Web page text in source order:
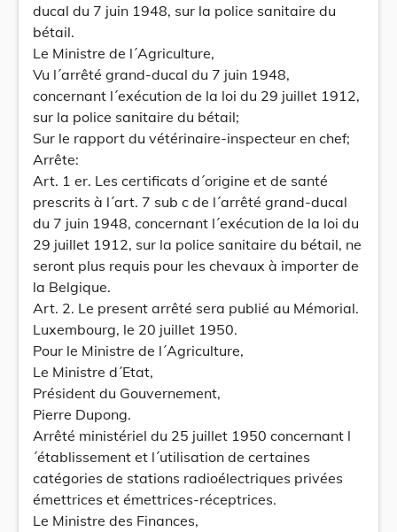
ducal du 7 juin 1948, sur la police sanitaire du
bétail.
Le Ministre de l´Agriculture,
Vu l´arrêté grand-ducal du 7 juin 1948,
concernant l´exécution de la loi du 29 juillet 1912,
sur la police sanitaire du bétail;
Sur le rapport du vétérinaire-inspecteur en chef;
Arrête:
Art. 1 er. Les certificats d´origine et de santé
prescrits à l´art. 7 sub c de l´arrêté grand-ducal
du 7 juin 1948, concernant l´exécution de la loi du
29 juillet 1912, sur la police sanitaire du bétail, ne
seront plus requis pour les chevaux à importer de
la Belgique.
Art. 2. Le present arrêté sera publié au Mémorial.
Luxembourg, le 20 juillet 1950.
Pour le Ministre de l´Agriculture,
Le Ministre d´Etat,
Président du Gouvernement,
Pierre Dupong.
Arrêté ministériel du 25 juillet 1950 concernant l
´établissement et l´utilisation de certaines
catégories de stations radioélectriques privées
émettrices et émettrices-réceptrices.
Le Ministre des Finances,